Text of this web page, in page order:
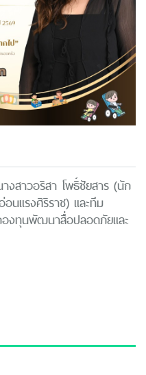
สาวอริสา โพธิ์ชัยสาร (นัก
นแรงศิริราช) และทีม
งทุนพัฒนาสื่อปลอดภัยและ